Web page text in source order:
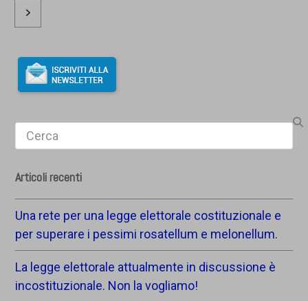
Successivo
Search
Articoli recenti
Una rete per una legge elettorale costituzionale e
per superare i pessimi rosatellum e melonellum.
La legge elettorale attualmente in discussione è
incostituzionale. Non la vogliamo!